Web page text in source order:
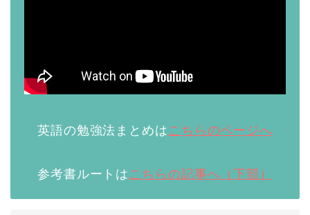
英語の勉強法まとめは こちらのページへ
参考書ルートは こちらの記事へ（下部）